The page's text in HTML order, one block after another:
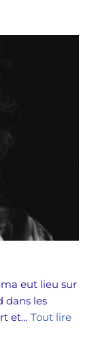
eut lieu sur
dans les
et… Tout lire